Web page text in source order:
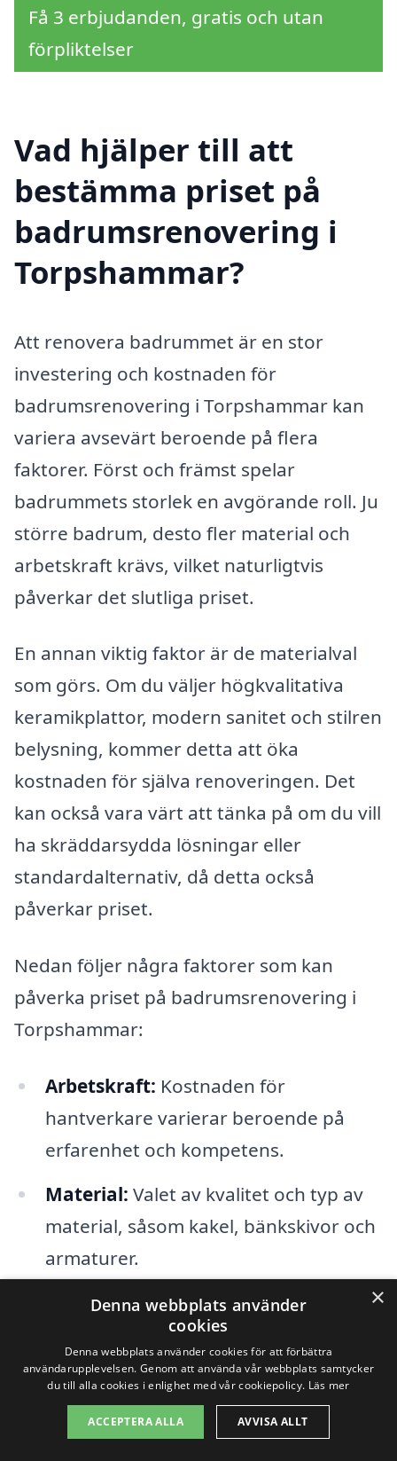
Få 3 erbjudanden, gratis och utan
förpliktelser
Vad hjälper till att
bestämma priset på
badrumsrenovering i
Torpshammar?
Att renovera badrummet är en stor
investering och kostnaden för
badrumsrenovering i Torpshammar kan
variera avsevärt beroende på flera
faktorer. Först och främst spelar
badrummets storlek en avgörande roll. Ju
större badrum, desto fler material och
arbetskraft krävs, vilket naturligtvis
påverkar det slutliga priset.
En annan viktig faktor är de materialval
som görs. Om du väljer högkvalitativa
keramikplattor, modern sanitet och stilren
belysning, kommer detta att öka
kostnaden för själva renoveringen. Det
kan också vara värt att tänka på om du vill
ha skräddarsydda lösningar eller
standardalternativ, då detta också
påverkar priset.
Nedan följer några faktorer som kan
påverka priset på badrumsrenovering i
Torpshammar:
Arbetskraft: Kostnaden för
hantverkare varierar beroende på
erfarenhet och kompetens.
Material: Valet av kvalitet och typ av
material, såsom kakel, bänkskivor och
armaturer.
Arbetsomfattning:Omfattningen av
renoveringen, exempelvis om det
handlar om en totalrenovering eller
mindre uppgraderingar.
Tid:Hur lång tid renoveringen tar kan
×
Denna webbplats använder
cookies
Denna webbplats använder cookies för att förbättra
användarupplevelsen. Genom att använda vår webbplats samtycker
du till alla cookies i enlighet med vår cookiepolicy. Läs mer
ACCEPTERA ALLA AVVISA ALLT